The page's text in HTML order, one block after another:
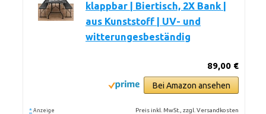
klappbar | Biertisch, 2X Bank |
aus Kunststoff | UV- und
witterungesbeständig
89,00 €
Bei Amazon ansehen
* Anzeige Preis inkl. MwSt., zzgl. Versandkosten